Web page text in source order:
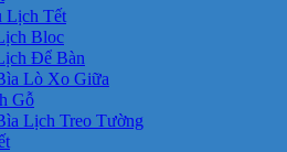
Lịch Tết
Bloc
Để Bàn
Lò Xo Giữa
Gỗ
Lịch Treo Tường